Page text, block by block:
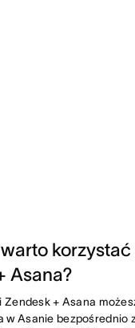
Asana?
+ Asana
w Asanie bezpośrednio